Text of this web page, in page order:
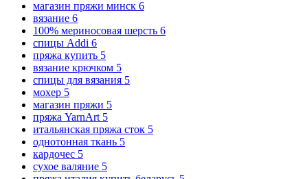
магазин пряжи минск 6
вязание 6
100% мериносовая шерсть 6
спицы Addi 6
пряжа купить 5
вязание крючком 5
спицы для вязания 5
мохер 5
магазин пряжи 5
пряжа YarnArt 5
итальянская пряжа сток 5
однотонная ткань 5
кардочес 5
сухое валяние 5